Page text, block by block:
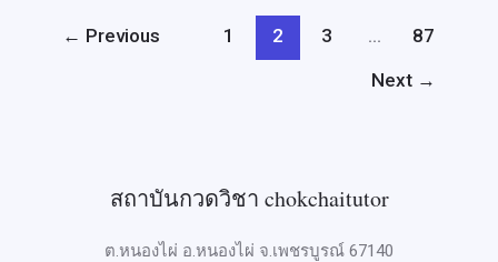
← Previous 1 2 3 …
87
Next →
สถาบันกวดวิชา chokchaitutor
ต.หนองไผ่ อ.หนองไผ่ จ.เพชรบูรณ์ 67140